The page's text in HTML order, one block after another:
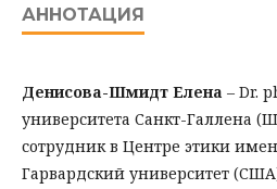
АННОТАЦИЯ
Денисова-Шмидт Елена – Dr.
университета Санкт-Галлена
сотрудник в Центре этики
Гарвардский университет